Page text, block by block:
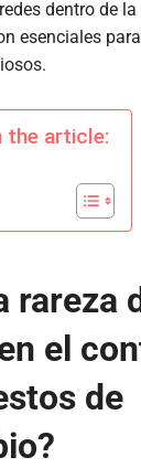
dentro de
esenciales
the article:
rareza
el
de